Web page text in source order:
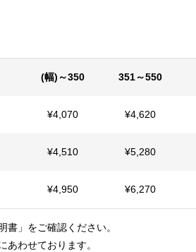
消費税込みの
(幅)～350 351～550
¥4,070 ¥4,620
¥4,510 ¥5,280
¥4,950 ¥6,270
書」をご確認ください。
あわせております。